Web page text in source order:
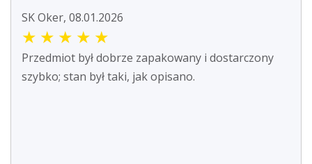
SK Oker, 08.01.2026
★ ★ ★ ★ ★
Przedmiot był dobrze zapakowany i dostarczony
szybko; stan był taki, jak opisano.